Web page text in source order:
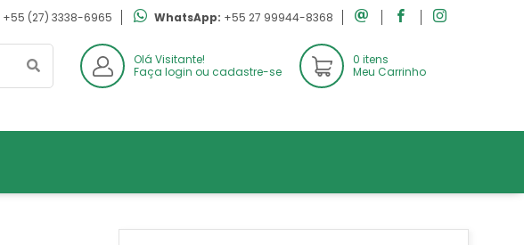
+55 (27) 3338-6965 WhatsApp: +55 27 99944-8368
Olá Visitante!
Faça login ou cadastre-se
0 itens
Meu Carrinho